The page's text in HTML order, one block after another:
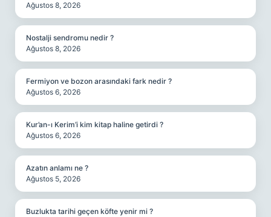
Ağustos 8, 2026
Nostalji sendromu nedir ?
Ağustos 8, 2026
Fermiyon ve bozon arasındaki fark nedir ?
Ağustos 6, 2026
Kur’an-ı Kerim’i kim kitap haline getirdi ?
Ağustos 6, 2026
Azatın anlamı ne ?
Ağustos 5, 2026
Buzlukta tarihi geçen köfte yenir mi ?